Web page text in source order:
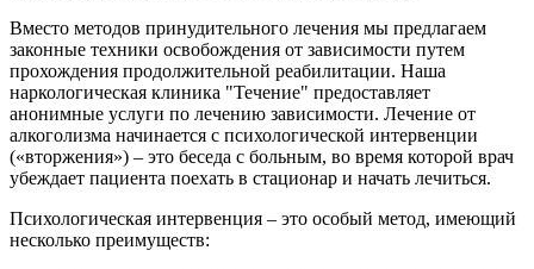
Вместо методов принудительного лечения мы предлагаем
законные техники освобождения от зависимости путем
прохождения продолжительной реабилитации. Наша
наркологическая клиника "Течение" предоставляет
анонимные услуги по лечению зависимости. Лечение от
алкоголизма начинается с психологической интервенции
(«вторжения») – это беседа с больным, во время которой врач
убеждает пациента поехать в стационар и начать лечиться.
Психологическая интервенция – это особый метод, имеющий
несколько преимуществ: